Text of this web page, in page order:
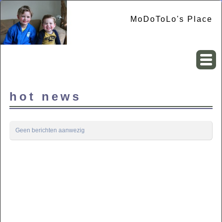
MoDoToLo's Place
hot news
Geen berichten aanwezig